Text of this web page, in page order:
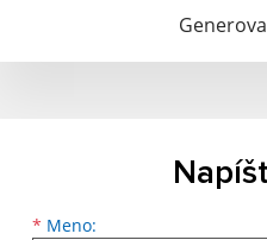
* Meno:
Meno
Priezvisko
E-mailová adresa